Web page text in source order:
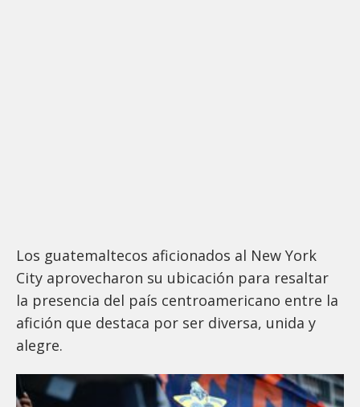
Los guatemaltecos aficionados al New York
City aprovecharon su ubicación para resaltar
la presencia del país centroamericano entre la
afición que destaca por ser diversa, unida y
alegre.